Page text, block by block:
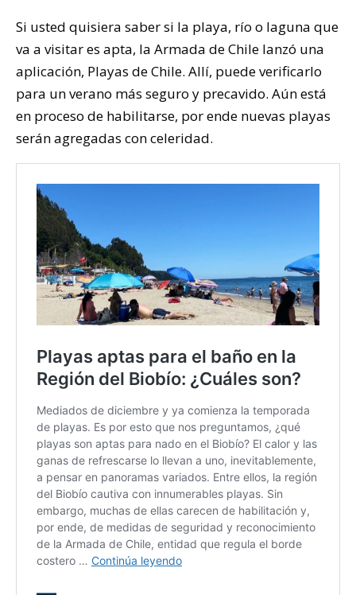
Si usted quisiera saber si la playa, río o laguna que
va a visitar es apta, la Armada de Chile lanzó una
aplicación, Playas de Chile. Allí, puede verificarlo
para un verano más seguro y precavido. Aún está
en proceso de habilitarse, por ende nuevas playas
serán agregadas con celeridad.